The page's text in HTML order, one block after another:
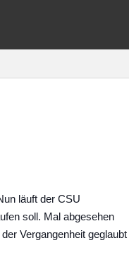
läuft der CSU
soll. Mal abgesehen
Vergangenheit geglaubt